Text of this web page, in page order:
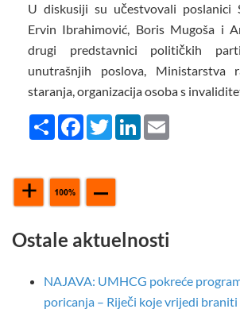
U diskusiji su učestvovali poslanici
Ervin Ibrahimović, Boris Mugoša i
drugi predstavnici političkih
unutrašnjih poslova, Ministarstva
staranja, organizacija osoba s
Share FacebookTwitterLinkedIn
Ostale aktuelnosti
NAJAVA: UMHCG pokreće
poricanja – Riječi koje vrijedi